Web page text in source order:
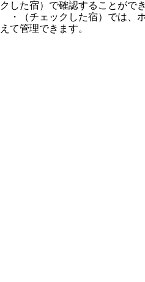
クした宿）で確認することができ
・（チェックした宿）では、
えて管理できます。